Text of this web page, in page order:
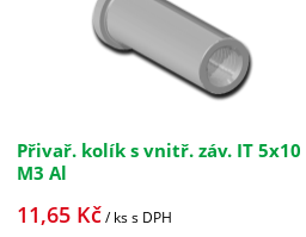
Přivař. kolík s vnitř. záv. IT 5x10
M3 Al
11,65Kč/ kss DPH